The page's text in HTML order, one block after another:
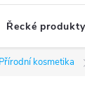
Řecké produkty
Přírodní kosmetika